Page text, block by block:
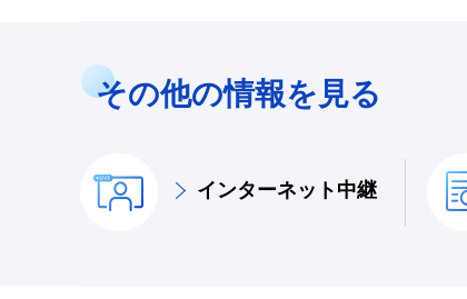
その他の情報を見る
インターネット中継